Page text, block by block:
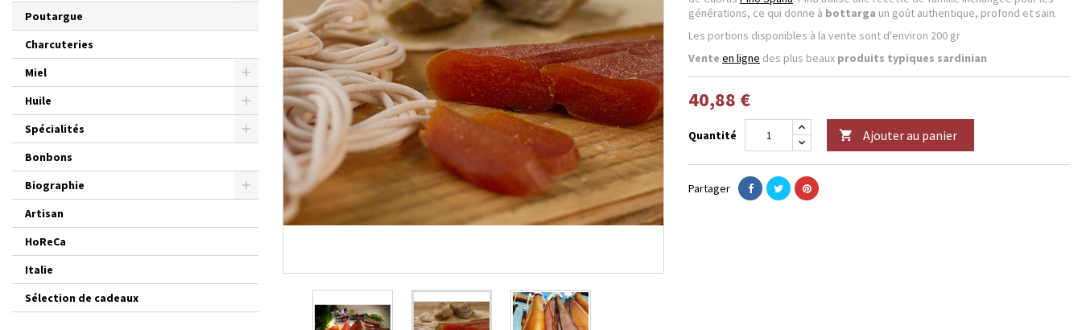
Poutargue
Charcuteries
Miel
Huile
Spécialités
Bonbons
Biographie
Artisan
HoReCa
Italie
Sélection de cadeaux
générations, ce qui donne à bottarga un goût authentique, profond et sain.
Les portions disponibles à la vente sont d'environ 200 gr
Vente en ligne des plus beaux produits typiques sardinian
40,88 €
Quantité  Ajouter au panier
Partager